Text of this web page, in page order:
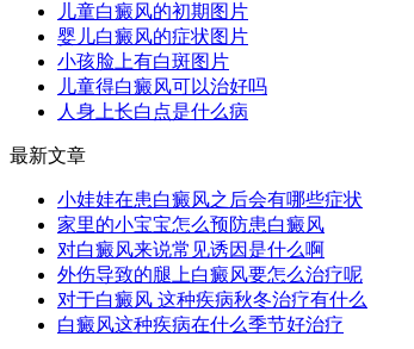
儿童白癜风的初期图片
婴儿白癜风的症状图片
小孩脸上有白斑图片
儿童得白癜风可以治好吗
人身上长白点是什么病
最新文章
小娃娃在患白癜风之后会有哪些症状
家里的小宝宝怎么预防患白癜风
对白癜风来说常见诱因是什么啊
外伤导致的腿上白癜风要怎么治疗呢
对于白癜风 这种疾病秋冬治疗有什么
白癜风这种疾病在什么季节好治疗